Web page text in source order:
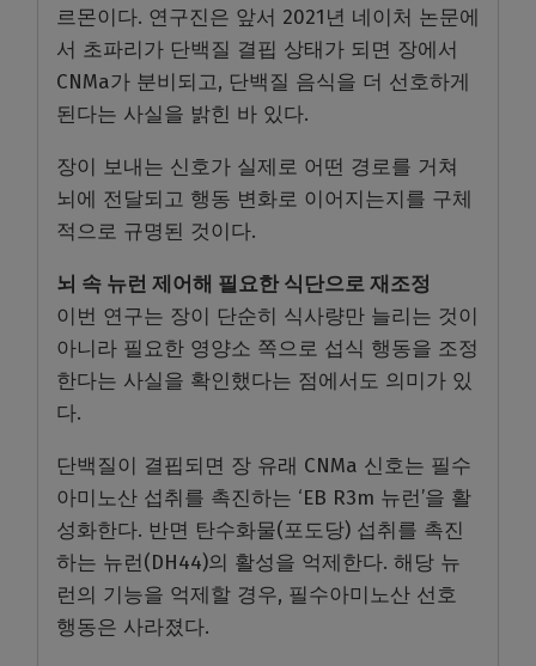
르몬이다. 연구진은 앞서 2021년 네이처 논문에
서 초파리가 단백질 결핍 상태가 되면 장에서
CNMa가 분비되고, 단백질 음식을 더 선호하게
된다는 사실을 밝힌 바 있다.
장이 보내는 신호가 실제로 어떤 경로를 거쳐
뇌에 전달되고 행동 변화로 이어지는지를 구체
적으로 규명된 것이다.
뇌 속 뉴런 제어해 필요한 식단으로 재조정
이번 연구는 장이 단순히 식사량만 늘리는 것이
아니라 필요한 영양소 쪽으로 섭식 행동을 조정
한다는 사실을 확인했다는 점에서도 의미가 있
다.
단백질이 결핍되면 장 유래 CNMa 신호는 필수
아미노산 섭취를 촉진하는 ‘EB R3m 뉴런’을 활
성화한다. 반면 탄수화물(포도당) 섭취를 촉진
하는 뉴런(DH44)의 활성을 억제한다. 해당 뉴
런의 기능을 억제할 경우, 필수아미노산 선호
행동은 사라졌다.